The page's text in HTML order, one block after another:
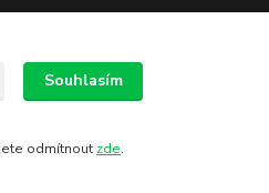
Souhlasím
odmítnout zde.